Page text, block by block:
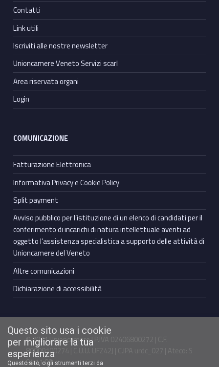
Contatti
Link utili
Iscriviti alle nostre newsletter
Unioncamere Veneto Servizi scarl
Area riservata organi
Login
COMUNICAZIONE
Fatturazione Elettronica
Informativa Privacy e Cookie Policy
Split payment
Avviso pubblico per l’istituzione di un elenco di candidati per il
conferimento di incarichi di natura intellettuale aventi ad
oggetto l’assistenza specialistica a supporto delle attività di
Unioncamere del Veneto
Altre comunicazioni
Dichiarazione di accessibilità
© 2021 Unioncamere | P.IVA 02406800272 | C.F.
80009100274 | C.U.U. UFZ42J | C.IPA urdc_027 | Ateco: S
94.11.00
Questo sito usa i cookie
per migliorare la tua
esperienza
Questo sito, o gli strumenti terzi da